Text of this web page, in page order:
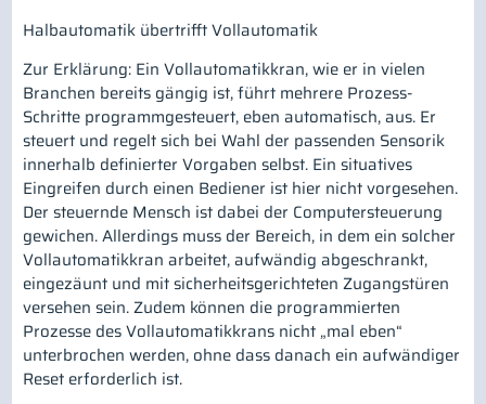
Halbautomatik übertrifft Vollautomatik
Zur Erklärung: Ein Vollautomatikkran, wie er in vielen
Branchen bereits gängig ist, führt mehrere Prozess-
Schritte programmgesteuert, eben automatisch, aus. Er
steuert und regelt sich bei Wahl der passenden Sensorik
innerhalb definierter Vorgaben selbst. Ein situatives
Eingreifen durch einen Bediener ist hier nicht vorgesehen.
Der steuernde Mensch ist dabei der Computersteuerung
gewichen. Allerdings muss der Bereich, in dem ein solcher
Vollautomatikkran arbeitet, aufwändig abgeschrankt,
eingezäunt und mit sicherheitsgerichteten Zugangstüren
versehen sein. Zudem können die programmierten
Prozesse des Vollautomatikkrans nicht „mal eben“
unterbrochen werden, ohne dass danach ein aufwändiger
Reset erforderlich ist.